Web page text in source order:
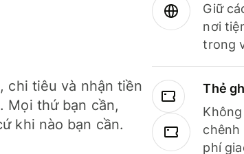
chi tiêu và nhận tiền
Mọi thứ bạn cần,
khi nào bạn cần.
Giữ
nơi
trong
Thẻ
chênh
phí